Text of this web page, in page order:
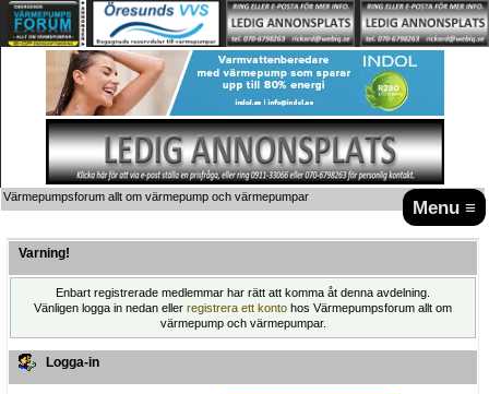
Menu ≡
Värmepumpsforum allt om värmepump och värmepumpar
Varning!
Enbart registrerade medlemmar har rätt att komma åt denna avdelning.
Vänligen logga in nedan eller registrera ett konto hos Värmepumpsforum allt om
värmepump och värmepumpar.
Logga-in